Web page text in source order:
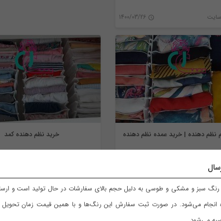
سبز و مشکی و طوسی به دلیل حجم بالای سفارشات در حال تولید است و
انجام می‌شود. در صورت ثبت سفارش این رنگ‌ها و با همین قیمت زمان تحویل
0
1400/03/26
0
نظم دهنده
نظم دهنده | خرید عمده نظم دهنده
1400/03/22
خرید نظم دهنده کمد
مدیر سایت نظم دهنده